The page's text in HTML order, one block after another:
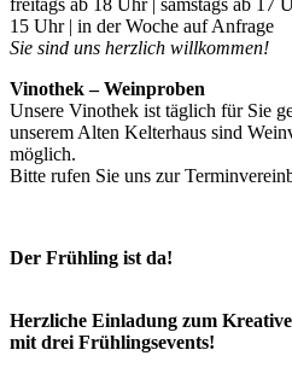
15 Uhr | in der Woche auf Anfrage
Sie sind uns herzlich willkommen!
Vinothek – Weinproben
Unsere Vinothek ist täglich für Sie
unserem Alten Kelterhaus sind
möglich.
Bitte rufen Sie uns zur
Der Frühling ist da!
Herzliche Einladung zum
mit drei Frühlingsevents!